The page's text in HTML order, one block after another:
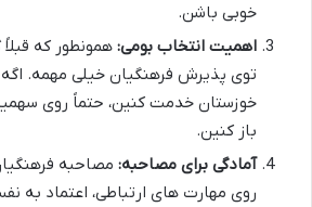
خوبی باشن.
اهمیت انتخاب بومی: همونطور که
توی پذیرش فرهنگیان خیلی مهمه.
خوزستان خدمت کنین، حتماً روی
باز کنین.
آمادگی برای مصاحبه: مصاحبه
روی مهارت های ارتباطی، اعتماد به